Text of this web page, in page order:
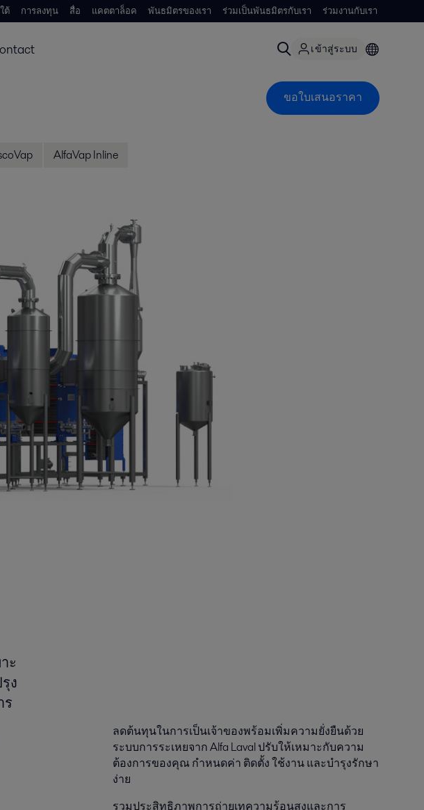
ต้ การลงทุน สื่อ แคตตาล็อค พันธมิตรของเรา ร่วมเป็นพันธมิตรกับเรา ร่วมงานกับเรา
เข้าสู่ระบบ
ขอใบเสนอราคา
AlfaVap Inline
ะ
ง
ร
ลดต้นทุนในการเป็นเจ้าของพร้อมเพิ่มความยั่งยืนด้วย
ระบบการระเหยจาก Alfa Laval ปรับให้เหมาะกับความ
ต้องการของคุณ กําหนดค่า ติดตั้ง ใช้งาน และบํารุงรักษา
ง่าย
รวมประสิทธิภาพการถ่ายเทความร้อนสูงและการ